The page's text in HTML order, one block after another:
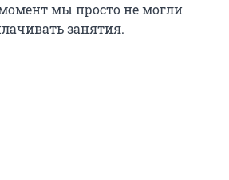
мы просто не могли
занятия.